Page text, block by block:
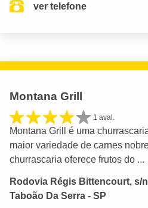
ver telefone
Montana Grill
1 aval.
Montana Grill é uma
maior variedade de carnes
churrascaria oferece frutos do ...
Rodovia Régis Bittencourt, s/
Taboão Da Serra - SP